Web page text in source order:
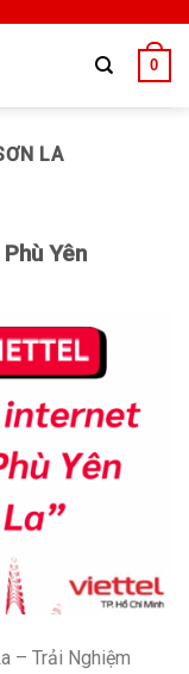
0
LA
Yên
– Trải Nghiệm